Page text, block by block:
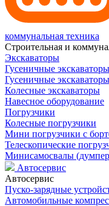
коммунальная техника
Строительная и
Экскаваторы
Гусеничные экскаваторы
Гусеничные
Колесные экскаваторы
Навесное оборудование
Погрузчики
Колесные погрузчики
Мини погрузчики с
Телескопические
Минисамосвалы
Автосервис
Автосервис
Пуско-зарядные
Автомобильные